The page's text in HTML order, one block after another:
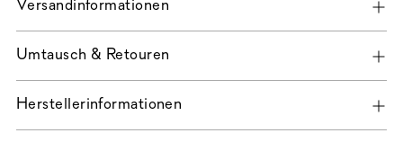
Versandinformationen
Umtausch & Retouren
Herstellerinformationen